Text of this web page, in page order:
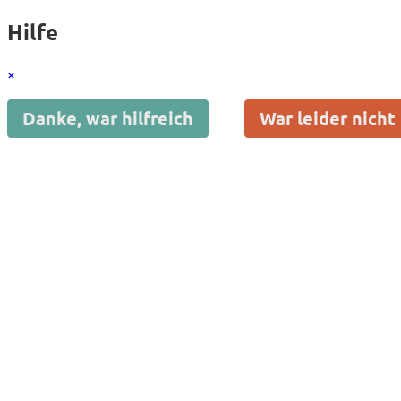
Hilfe
×
Danke, war hilfreich War leider